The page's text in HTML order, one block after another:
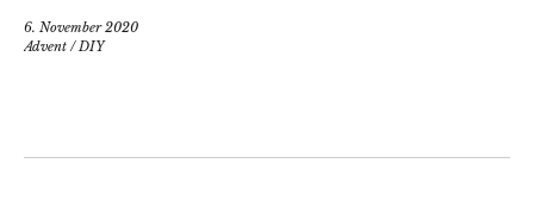
6. November 2020
Advent /DIY